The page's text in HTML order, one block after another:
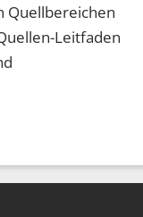
Quellbereichen
Leitfaden